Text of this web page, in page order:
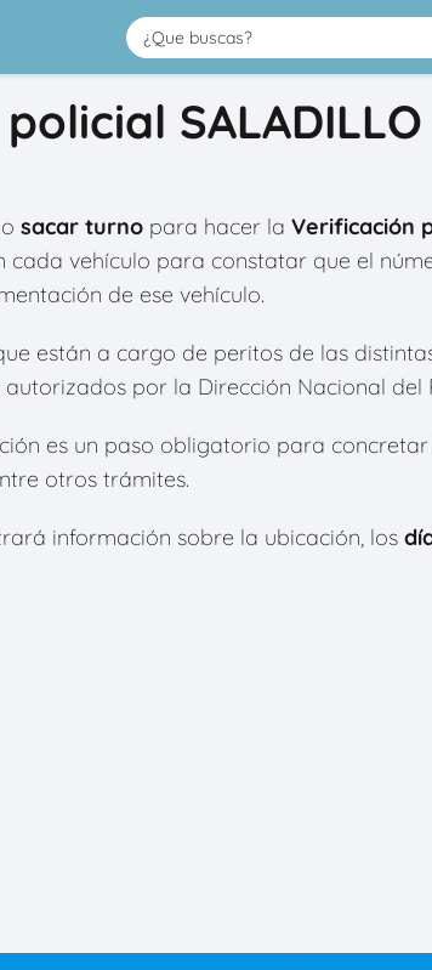
SALADILLO
sacar turno para hacer la Verificación
cada vehículo para constatar que el
de ese vehículo.
están a cargo de peritos de las
autorizados por la Dirección Nacional
es un paso obligatorio para
otros trámites.
información sobre la ubicación, los